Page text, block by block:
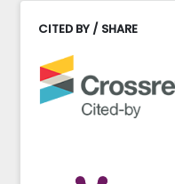
CITED BY / SHARE